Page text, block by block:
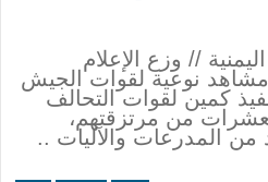
// وزع الإعلام
، مشاهد نوعية لقوات الجيش
كمين لقوات التحالف
من مرتزقتهم،
المدرعات والآليات ..